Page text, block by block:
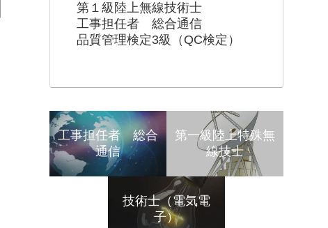
第１級陸上無線技術士
工事担任者 総合通信
品質管理検定3級（QC検定）
工事担任者 総合
通信
第一級陸上特殊無
線技士
技術士（電気電
子）